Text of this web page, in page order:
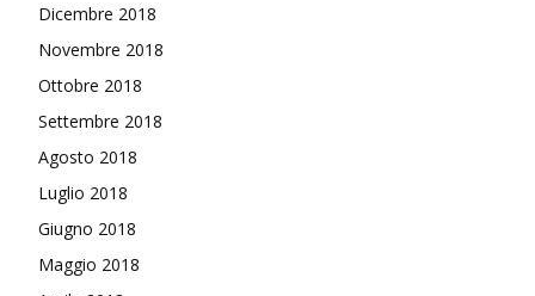
Dicembre 2018
Novembre 2018
Ottobre 2018
Settembre 2018
Agosto 2018
Luglio 2018
Giugno 2018
Maggio 2018